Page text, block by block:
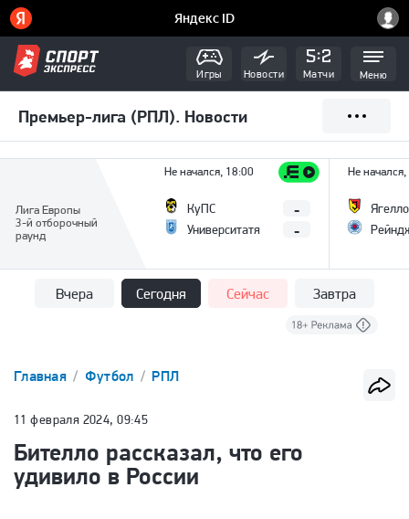
Игры Новости Матчи Меню
Премьер-лига (РПЛ). Новости
Лига Европы
3-й отборочный
раунд
Не начался, 18:00
КуПС
Университатя
-
-
Не
Вчера Сегодня Сейчас Завтра
Главная Футбол РПЛ
11 февраля 2024, 09:45
Бителло рассказал, что его
удивило в России